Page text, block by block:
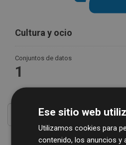
Cultura y ocio
Conjuntos de datos
1
Ese sitio web
Utilizamos cookies para
contenido, los anuncios y